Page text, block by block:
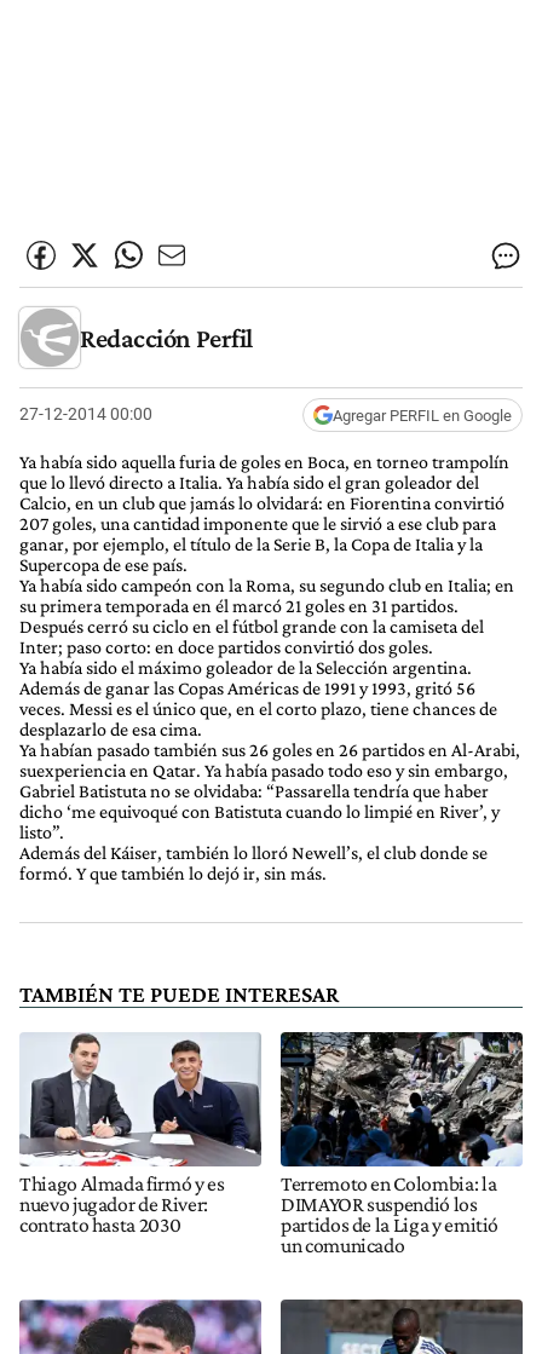
Redacción Perfil
27-12-2014 00:00 Agregar PERFIL en Google
Ya había sido aquella furia de goles en Boca, en torneo trampolín
que lo llevó directo a Italia. Ya había sido el gran goleador del
Calcio, en un club que jamás lo olvidará: en Fiorentina convirtió
207 goles, una cantidad imponente que le sirvió a ese club para
ganar, por ejemplo, el título de la Serie B, la Copa de Italia y la
Supercopa de ese país.
Ya había sido campeón con la Roma, su segundo club en Italia; en
su primera temporada en él marcó 21 goles en 31 partidos.
Después cerró su ciclo en el fútbol grande con la camiseta del
Inter; paso corto: en doce partidos convirtió dos goles.
Ya había sido el máximo goleador de la Selección argentina.
Además de ganar las Copas Américas de 1991 y 1993, gritó 56
veces. Messi es el único que, en el corto plazo, tiene chances de
desplazarlo de esa cima.
Ya habían pasado también sus 26 goles en 26 partidos en Al-Arabi,
suexperiencia en Qatar. Ya había pasado todo eso y sin embargo,
Gabriel Batistuta no se olvidaba: “Passarella tendría que haber
dicho ‘me equivoqué con Batistuta cuando lo limpié en River’, y
listo”.
Además del Káiser, también lo lloró Newell’s, el club donde se
formó. Y que también lo dejó ir, sin más.
TAMBIÉN TE PUEDE INTERESAR
Thiago Almada firmó y es
nuevo jugador de River:
contrato hasta 2030
Terremoto en Colombia: la
DIMAYOR suspendió los
partidos de la Liga y emitió
un comunicado